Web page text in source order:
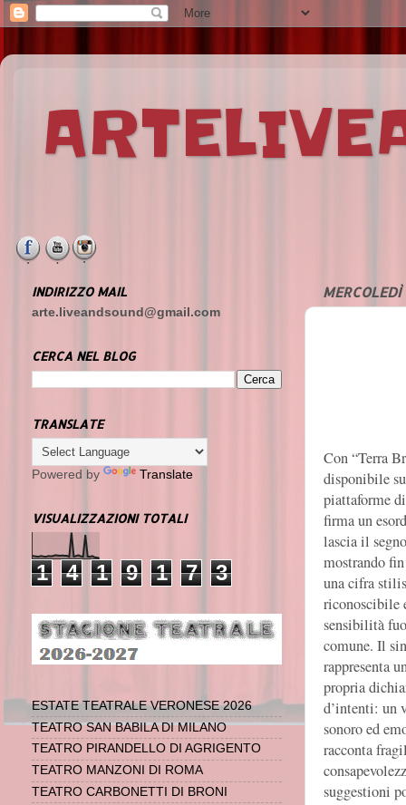
Con “Terra
disponibile
piattaforme
firma un
lascia il
mostrando
una cifra
riconoscibile
sensibilità
comune. Il
rappresenta
propria
d’intenti: un
sonoro ed
racconta
suggestioni
INDIRIZZO MAIL
arte.liveandsound@gmail.com
CERCA NEL BLOG
TRANSLATE
Powered by Translate
VISUALIZZAZIONI TOTALI
1 4 1 9 1 7 3
ESTATE TEATRALE VERONESE 2026
TEATRO SAN BABILA DI MILANO
TEATRO PIRANDELLO DI AGRIGENTO
TEATRO MANZONI DI ROMA
TEATRO CARBONETTI DI BRONI